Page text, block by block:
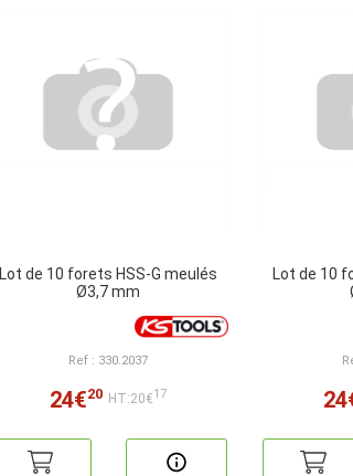
Lot de 10 forets HSS-G meulés
Ø3,7 mm
Ref : 330.2037
24€20 HT:20€17
Lot de 10